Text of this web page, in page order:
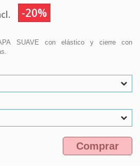
-20%
SUAVE con elástico y cierre con
Comprar